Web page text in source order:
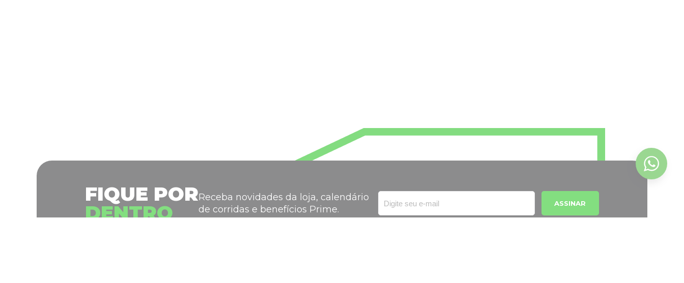
FIQUE POR
DENTRO
Receba novidades da loja, calendário
de corridas e benefícios Prime.
ASSINAR